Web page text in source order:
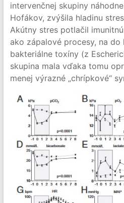
intervenčnej skupiny
Hofákov, zvýšila hladinu
Akútny stres potlačil
ako zápalové procesy, na
bakteriálne toxíny (z
skupina mala vďaka tomu
menej výrazné „chrípkové“